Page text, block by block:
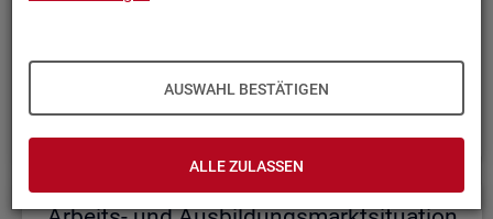
AUSWAHL BESTÄTIGEN
ALLE ZULASSEN
einem etwas er­höh­ten Ni­veau.
lich im ak­tu­el­len
Mo­nats­be­richt (PDF, 2MB)be­reit.